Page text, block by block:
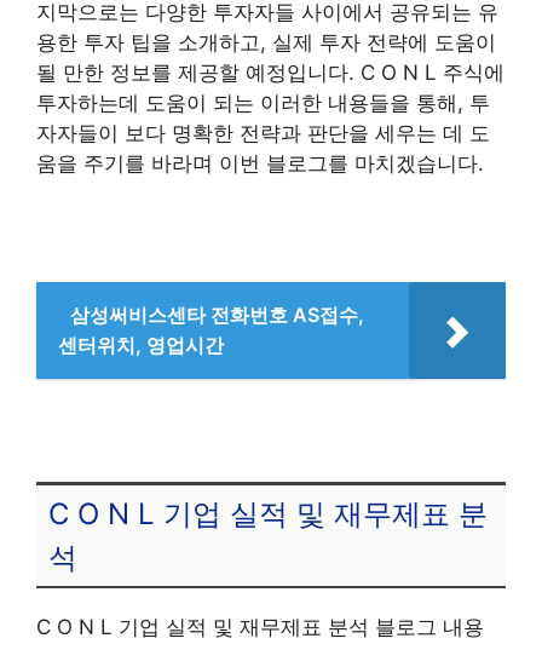
지막으로는 다양한 투자자들 사이에서 공유되는 유
용한 투자 팁을 소개하고, 실제 투자 전략에 도움이
될 만한 정보를 제공할 예정입니다. C O N L 주식에
투자하는데 도움이 되는 이러한 내용들을 통해, 투
자자들이 보다 명확한 전략과 판단을 세우는 데 도
움을 주기를 바라며 이번 블로그를 마치겠습니다.
삼성써비스센타 전화번호 AS접수,
센터위치, 영업시간
C O N L 기업 실적 및 재무제표 분
석
C O N L 기업 실적 및 재무제표 분석 블로그 내용